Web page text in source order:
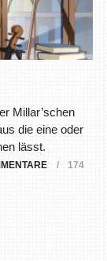
Millar’schen
die eine oder
lässt.
174